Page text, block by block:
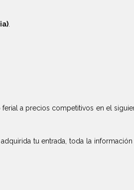
.
a precios competitivos en el
tu entrada, toda la información